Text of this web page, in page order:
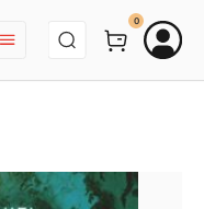
BEJELENTKEZÉS
0